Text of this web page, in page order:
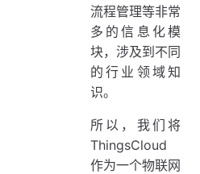
流程管理等非常
多的信息化模
块，涉及到不同
的行业领域知
识。
所以，我们将
ThingsCloud
作为一个物联网